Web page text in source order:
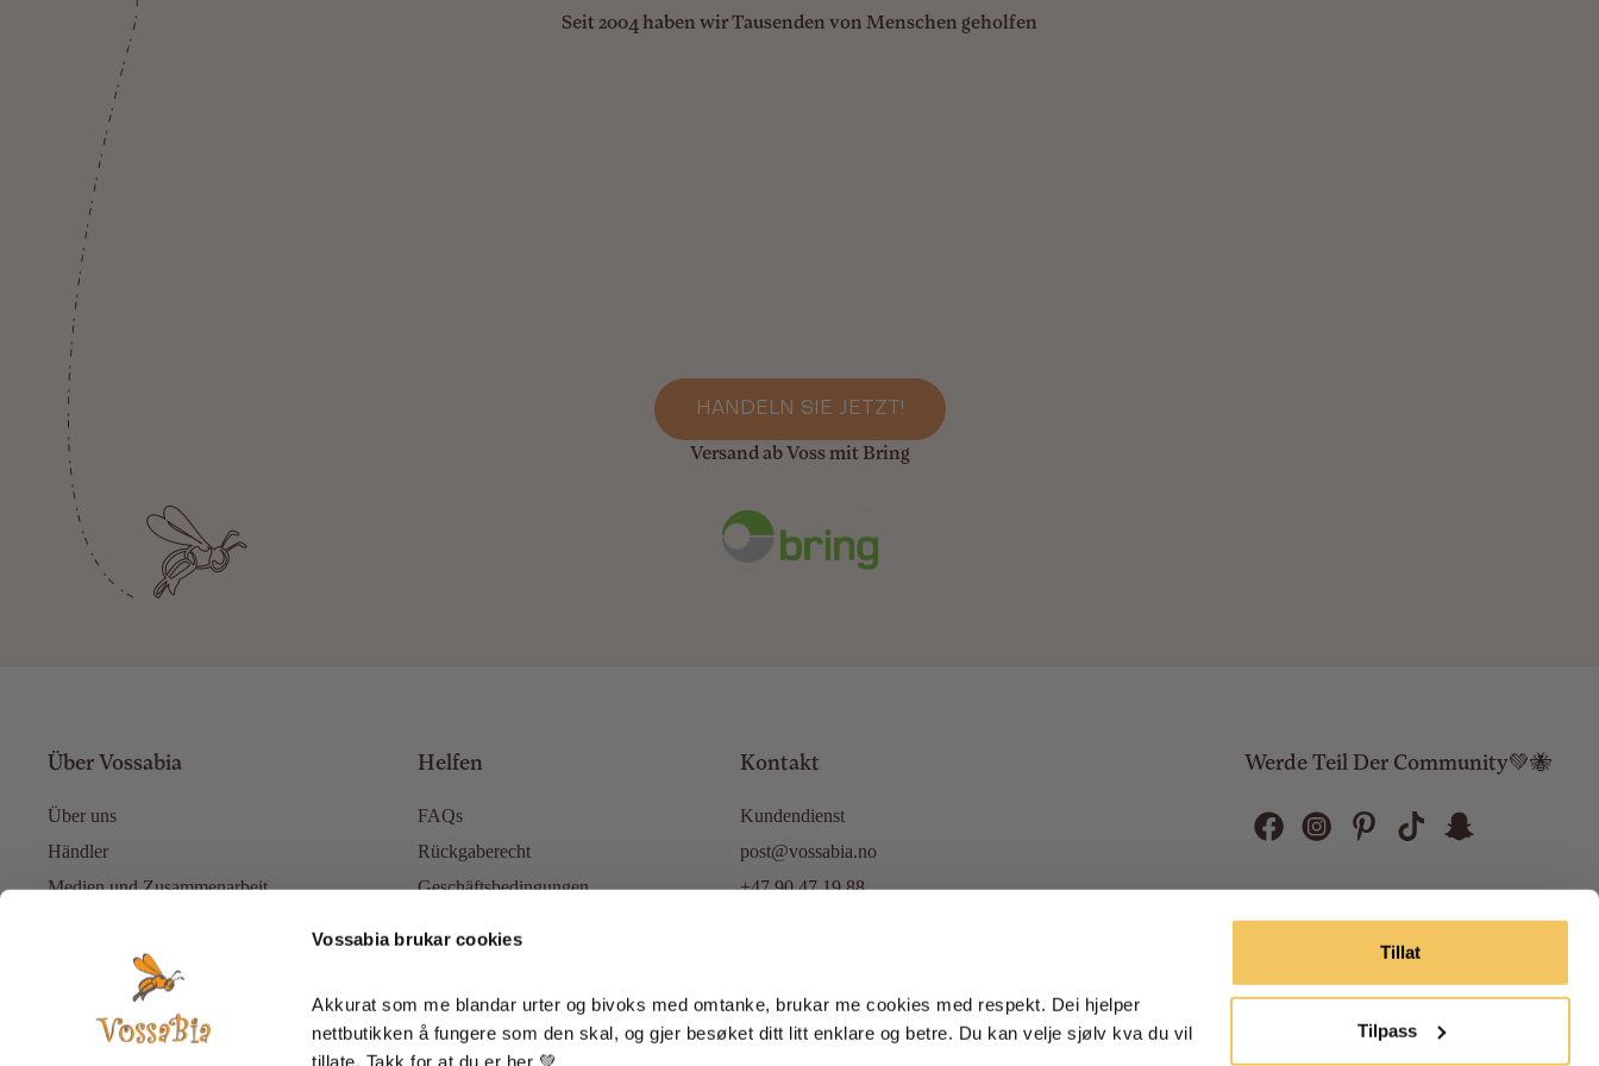
Vossabia brukar cookies
Akkurat som me blandar urter og bivoks med omtanke, brukar me cookies med respekt. Dei hjelper
nettbutikken å fungere som den skal, og gjer besøket ditt litt enklare og betre. Du kan velje sjølv kva du vil
tillate. Takk for at du er her 💚
Tillat
Tilpass
Seit 2004 haben wir Tausenden von Menschen geholfen
HANDELN SIE JETZT!
Versand ab Voss mit Bring
Über Vossabia
Über uns
Händler
Medien und Zusammenarbeit
Helfen
FAQs
Rückgaberecht
Geschäftsbedingungen
Kontakt
Kundendienst
post@vossabia.no
+47 90 47 19 88
Norwegen
Werde Teil Der Community💚🐝